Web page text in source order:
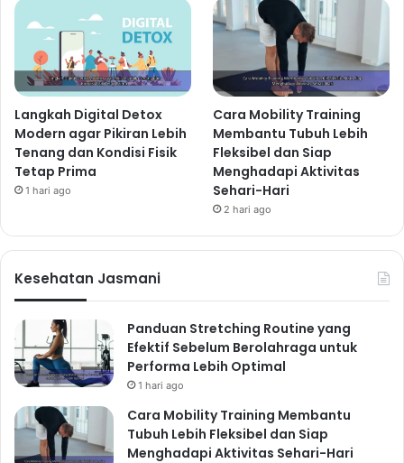
Langkah Digital Detox
Modern agar Pikiran Lebih
Tenang dan Kondisi Fisik
Tetap Prima
1 hari ago
Cara Mobility Training
Membantu Tubuh Lebih
Fleksibel dan Siap
Menghadapi Aktivitas
Sehari-Hari
2 hari ago
Kesehatan Jasmani
Panduan Stretching Routine yang
Efektif Sebelum Berolahraga untuk
Performa Lebih Optimal
1 hari ago
Cara Mobility Training Membantu
Tubuh Lebih Fleksibel dan Siap
Menghadapi Aktivitas Sehari-Hari